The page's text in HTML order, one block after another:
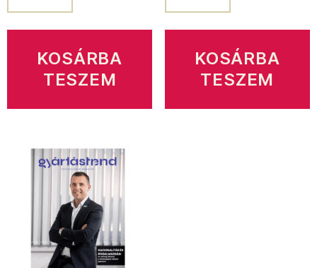
mennyiség
KOSÁRBA
TESZEM
mennyiség
KOSÁRBA
TESZEM